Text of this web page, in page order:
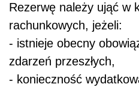
Rezerwę należy ująć w
rachunkowych, jeżeli:
- istnieje obecny
zdarzeń przeszłych,
- konieczność